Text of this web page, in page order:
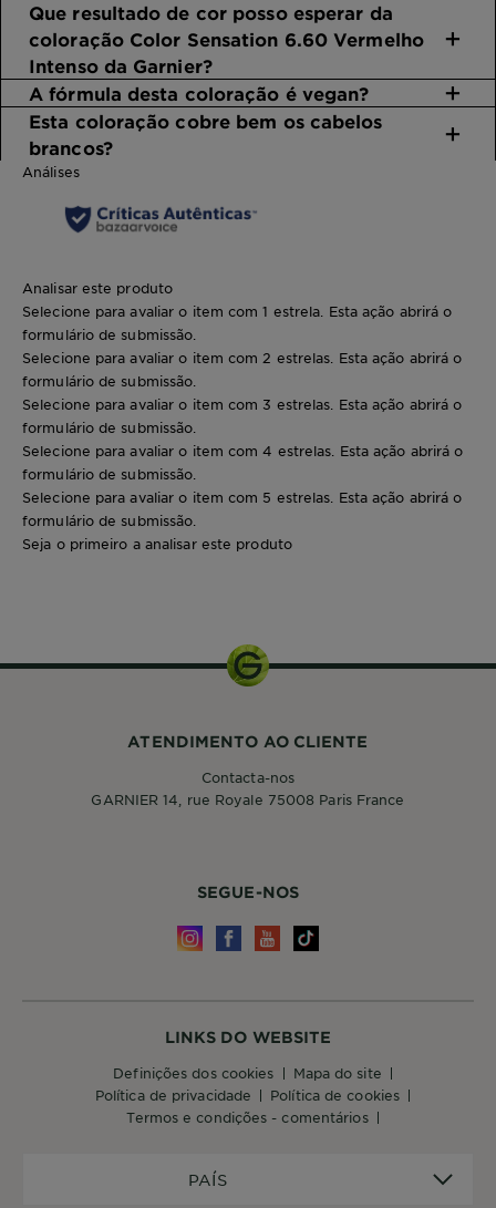
Que resultado de cor posso esperar da
coloração Color Sensation 6.60 Vermelho
Intenso da Garnier?
A fórmula desta coloração é vegan?
Esta coloração cobre bem os cabelos
brancos?
Análises
Analisar este produto
Selecione para avaliar o item com 1 estrela. Esta ação abrirá o
formulário de submissão.
Selecione para avaliar o item com 2 estrelas. Esta ação abrirá o
formulário de submissão.
Selecione para avaliar o item com 3 estrelas. Esta ação abrirá o
formulário de submissão.
Selecione para avaliar o item com 4 estrelas. Esta ação abrirá o
formulário de submissão.
Selecione para avaliar o item com 5 estrelas. Esta ação abrirá o
formulário de submissão.
Seja o primeiro a analisar este produto
PAÍS
LINKS DO WEBSITE
definições dos cookies
mapa do site
política de privacidade
política de cookies
termos e condições - comentários
SEGUE-NOS
ATENDIMENTO AO CLIENTE
Contacta-nos
GARNIER 14, rue Royale 75008 Paris France